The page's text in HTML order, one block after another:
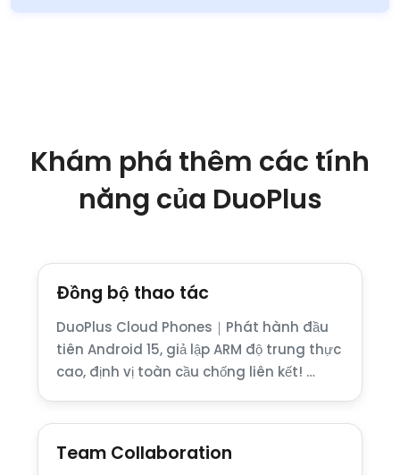
Khám phá thêm các tính
năng của DuoPlus
Đồng bộ thao tác
DuoPlus Cloud Phones｜Phát hành đầu
tiên Android 15, giả lập ARM độ trung thực
cao, định vị toàn cầu chống liên kết! …
Team Collaboration